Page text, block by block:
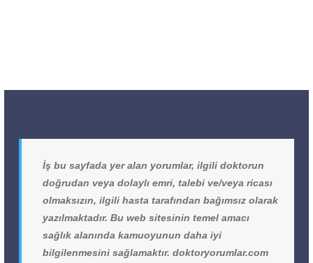
İş bu sayfada yer alan yorumlar, ilgili doktorun
doğrudan veya dolaylı emri, talebi ve/veya ricası
olmaksızın, ilgili hasta tarafından bağımsız olarak
yazılmaktadır. Bu web sitesinin temel amacı
sağlık alanında kamuoyunun daha iyi
bilgilenmesini sağlamaktır. doktoryorumlar.com